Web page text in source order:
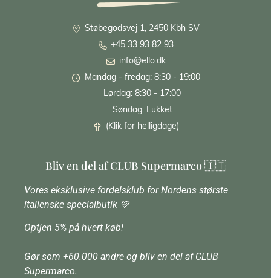
Støbegodsvej 1, 2450 Kbh SV
+45 33 93 82 93
info@ello.dk
Mandag - fredag: 8:30 - 19:00
Lørdag: 8:30 - 17:00
Søndag: Lukket
(Klik for helligdage)
Bliv en del af CLUB Supermarco 🇮🇹
Vores eksklusive fordelsklub for Nordens største
italienske specialbutik 💚
Optjen 5% på hvert køb!
Gør som +60.000 andre og bliv en del af CLUB
Supermarco.